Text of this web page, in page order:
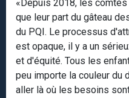
«Depuis 2018, les
que leur part du gâteau
du PQI. Le processus
est opaque, il y a un
et d'équité. Tous les
peu importe la couleur du
aller là où les besoins